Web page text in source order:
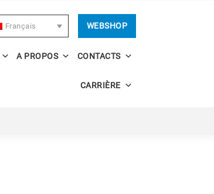
Français WEBSHOP
A PROPOS CONTACTS
CARRIÈRE